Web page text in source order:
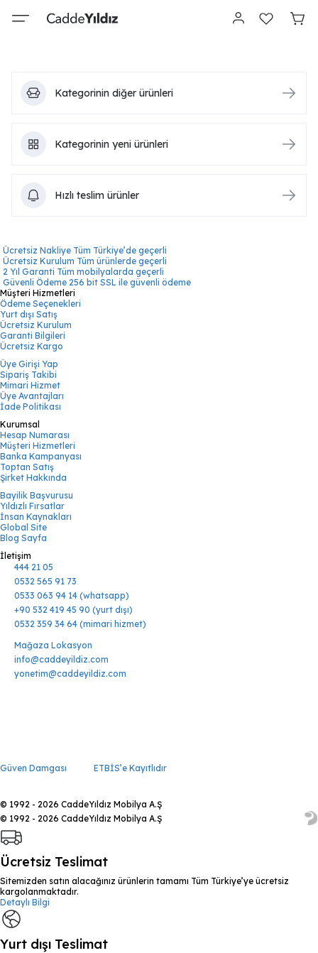
Kategorinin diğer ürünleri
Kategorinin yeni ürünleri
Hızlı teslim ürünler
Ücretsiz Nakliye Tüm Türkiye’de geçerli
Ücretsiz Kurulum Tüm ürünlerde geçerli
2 Yıl Garanti Tüm mobilyalarda geçerli
Güvenli Ödeme 256 bit SSL ile güvenli ödeme
Müşteri Hizmetleri
Ödeme Seçenekleri
Yurt dışı Satış
Ücretsiz Kurulum
Garanti Bilgileri
Ücretsiz Kargo
Üye Girişi Yap
Sipariş Takibi
Mimari Hizmet
Üye Avantajları
İade Politikası
Kurumsal
Hesap Numarası
Müşteri Hizmetleri
Banka Kampanyası
Toptan Satış
Şirket Hakkında
Bayilik Başvurusu
Yıldızlı Fırsatlar
İnsan Kaynakları
Global Site
Blog Sayfa
İletişim
444 21 05
0532 565 91 73
0533 063 94 14 (whatsapp)
+90 532 419 45 90 (yurt dışı)
0532 359 34 64 (mimari hizmet)
Mağaza Lokasyon
info@caddeyildiz.com
yonetim@caddeyildiz.com
Güven Damgası ETBİS’e Kayıtlıdır
© 1992 - 2026 CaddeYıldız Mobilya A.Ş
© 1992 - 2026 CaddeYıldız Mobilya A.Ş
Ücretsiz Teslimat
Sitemizden satın alacağınız ürünlerin tamamı Tüm Türkiye’ye ücretsiz
kargolanmaktadır.
Detaylı Bilgi
Yurt dışı Teslimat